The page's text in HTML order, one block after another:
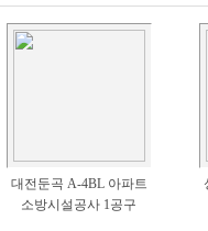
대전둔곡 A-4BL 아파트
소방시설공사 1공구